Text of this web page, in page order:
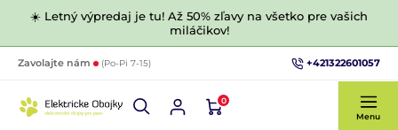
☀️ Letný výpredaj je tu! Až 50% zľavy na všetko pre vašich
miláčikov!
Zavolajte nám (Po-Pi 7-15) +421322601057
0
Menu